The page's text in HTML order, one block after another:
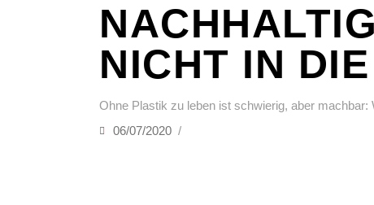
NICHT IN
Ohne Plastik zu leben ist schwierig, aber
06/07/2020